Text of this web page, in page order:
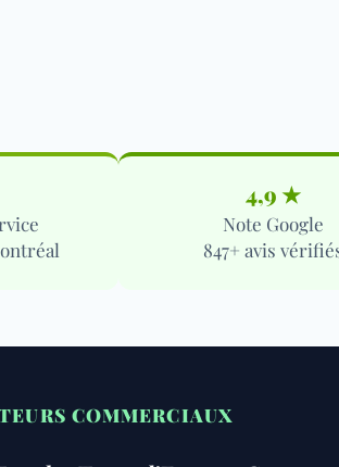
4,9 ★
Note Google
847+ avis
COMMERCIAUX